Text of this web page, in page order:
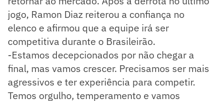
jogo, Ramon Diaz reiterou a confiança no
elenco e afirmou que a equipe irá ser
competitiva durante o Brasileirão.
-Estamos decepcionados por não chegar a
final, mas vamos crescer. Precisamos ser mais
agressivos e ter experiência para competir.
Temos orgulho, temperamento e vamos